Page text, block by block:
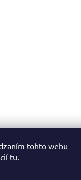
tohto webu
tu.